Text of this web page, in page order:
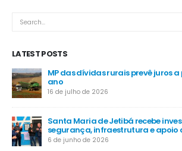
LATEST POSTS
MP das dívidas rurais prevê juros
ano
16 de julho de 2026
Santa Maria de Jetibá recebe
segurança, infraestrutura e apoio
6 de junho de 2026